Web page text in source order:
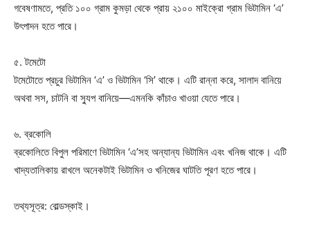
গবেষণামতে, প্রতি ১০০ গ্রাম কুমড়া থেকে প্রায় ২১০০ মাইক্রো গ্রাম ভিটামিন ‘এ’
উৎপাদন হতে পারে।
৫. টমেটো
টমেটোতে প্রচুর ভিটামিন ‘এ’ ও ভিটামিন ‘সি’ থাকে। এটি রান্না করে, সালাদ বানিয়ে
অথবা সস, চাটনি বা স্যুপ বানিয়ে—এমনকি কাঁচাও খাওয়া যেতে পারে।
৬. ব্রকোলি
ব্রকোলিতে বিপুল পরিমাণে ভিটামিন ‘এ’সহ অন্যান্য ভিটামিন এবং খনিজ থাকে। এটি
খাদ্যতালিকায় রাখলে অনেকটাই ভিটামিন ও খনিজের ঘাটতি পূরণ হতে পারে।
তথ্যসূত্র: বোল্ডস্কাই।